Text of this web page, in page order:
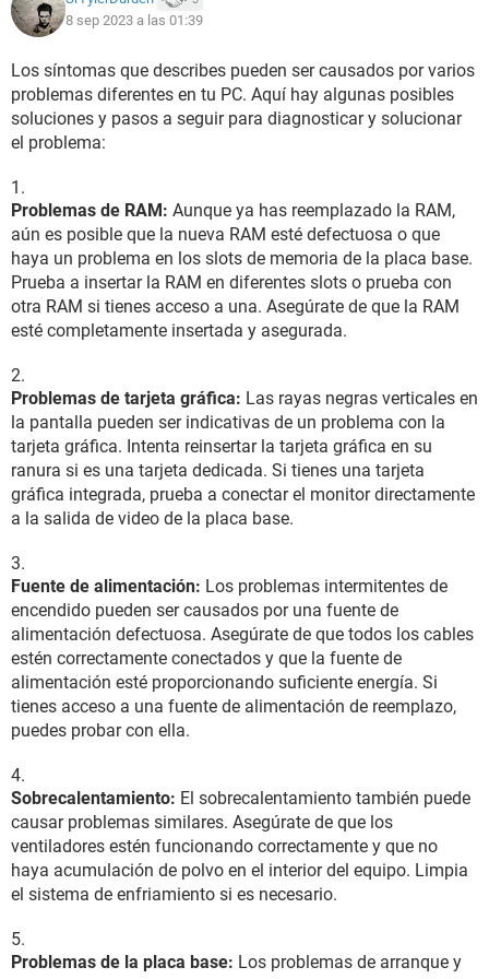
8 sep 2023 a las 01:39
Los síntomas que describes pueden ser causados por varios
problemas diferentes en tu PC. Aquí hay algunas posibles
soluciones y pasos a seguir para diagnosticar y solucionar
el problema:
Problemas de RAM: Aunque ya has reemplazado la RAM,
aún es posible que la nueva RAM esté defectuosa o que
haya un problema en los slots de memoria de la placa base.
Prueba a insertar la RAM en diferentes slots o prueba con
otra RAM si tienes acceso a una. Asegúrate de que la RAM
esté completamente insertada y asegurada.
Problemas de tarjeta gráfica: Las rayas negras verticales en
la pantalla pueden ser indicativas de un problema con la
tarjeta gráfica. Intenta reinsertar la tarjeta gráfica en su
ranura si es una tarjeta dedicada. Si tienes una tarjeta
gráfica integrada, prueba a conectar el monitor directamente
a la salida de video de la placa base.
Fuente de alimentación: Los problemas intermitentes de
encendido pueden ser causados por una fuente de
alimentación defectuosa. Asegúrate de que todos los cables
estén correctamente conectados y que la fuente de
alimentación esté proporcionando suficiente energía. Si
tienes acceso a una fuente de alimentación de reemplazo,
puedes probar con ella.
Sobrecalentamiento: El sobrecalentamiento también puede
causar problemas similares. Asegúrate de que los
ventiladores estén funcionando correctamente y que no
haya acumulación de polvo en el interior del equipo. Limpia
el sistema de enfriamiento si es necesario.
Problemas de la placa base: Los problemas de arranque y